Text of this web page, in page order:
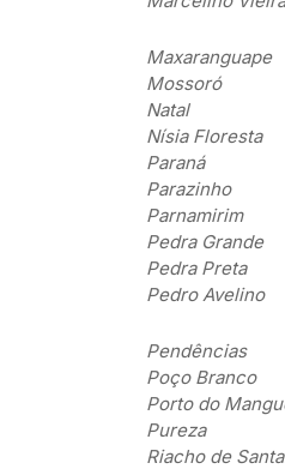
Maxaranguape
Mossoró
Natal
Nísia Floresta
Paraná
Parazinho
Parnamirim
Pedra Grande
Pedra Preta
Pedro Avelino
Pendências
Poço Branco
Porto do
Pureza
Riacho de